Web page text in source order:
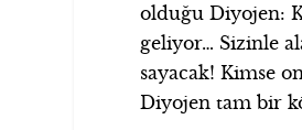
olduğu Diyojen:
geliyor… Sizinle
sayacak! Kimse
Diyojen tam bir